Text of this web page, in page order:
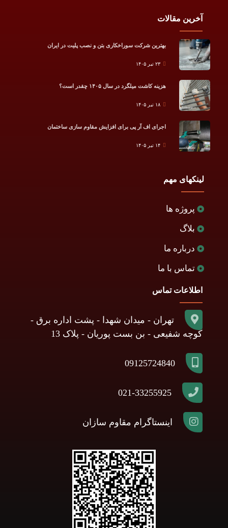
آخرین مقالات
بهترین شرکت سوراخکاری بتن و نصب پلیت در ایران
۲۳ تیر ۱۴۰۵
هزینه کاشت میلگرد در سال ۱۴۰۵ چقدر است؟
۱۸ تیر ۱۴۰۵
اجرای اف آر پی برای افزایش مقاوم سازی ساختمان
۱۴ تیر ۱۴۰۵
لینکهای مهم
پروژه ها
بلاگ
درباره ما
تماس با ما
اطلاعات تماس
تهران - میدان شهدا - پشت اداره برق -
کوچه شفیعی - بن بست پوریان - پلاک 13
09125724840
021-33255925
اینستاگرام مقاوم سازان